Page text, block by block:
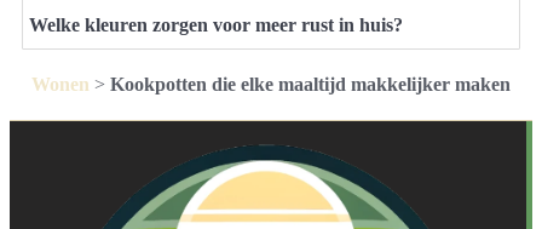
Welke kleuren zorgen voor meer rust in huis?
Wonen > Kookpotten die elke maaltijd makkelijker maken